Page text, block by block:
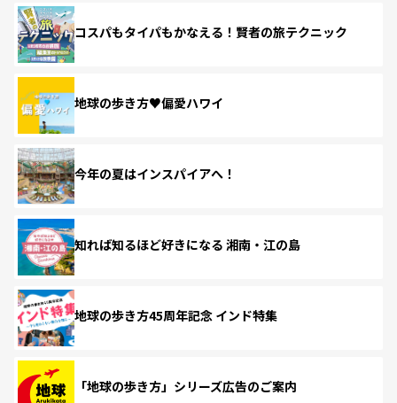
コスパもタイパもかなえる！賢者の旅テクニック
地球の歩き方♥偏愛ハワイ
今年の夏はインスパイアへ！
知れば知るほど好きになる 湘南・江の島
地球の歩き方45周年記念 インド特集
「地球の歩き方」シリーズ広告のご案内